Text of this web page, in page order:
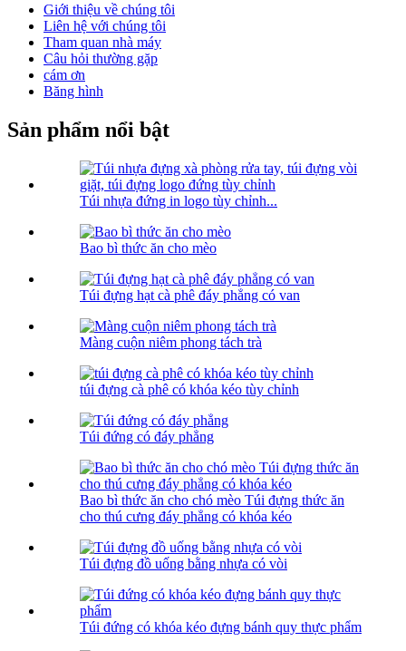
Giới thiệu về chúng tôi
Liên hệ với chúng tôi
Tham quan nhà máy
Câu hỏi thường gặp
cám ơn
Băng hình
Sản phẩm nổi bật
Túi nhựa đứng in logo tùy chỉnh...
Bao bì thức ăn cho mèo
Túi đựng hạt cà phê đáy phẳng có van
Màng cuộn niêm phong tách trà
túi đựng cà phê có khóa kéo tùy chỉnh
Túi đứng có đáy phẳng
Bao bì thức ăn cho chó mèo Túi đựng thức ăn
cho thú cưng đáy phẳng có khóa kéo
Túi đựng đồ uống bằng nhựa có vòi
Túi đứng có khóa kéo đựng bánh quy thực phẩm